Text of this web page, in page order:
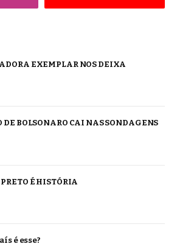
EXEMPLAR NOS DEIXA
DE BOLSONARO CAI NAS SONDAGENS
PRETO É HISTÓRIA
é esse?